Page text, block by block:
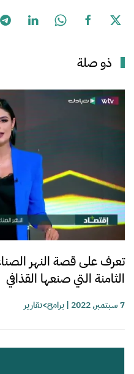
ذو صلة
تعرف على قصة النهر
الثامنة التي صنعها القذافي
7 سبتمبر, 2022 |برامج>تقارير